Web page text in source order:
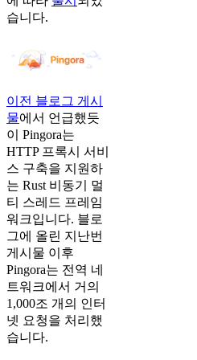
습니다.
이전 블로그 게시
물에서 언급했듯
이 Pingora는
HTTP 프록시 서비
스 구축을 지원하
는 Rust 비동기 멀
티 스레드 프레임
워크입니다. 블로
그에 올린 지난번
게시물 이후
Pingora는 전역 네
트워크에서 거의
1,000조 개의 인터
넷 요청을 처리했
습니다.